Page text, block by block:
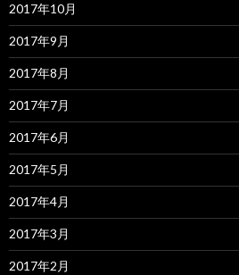
2017年10月
2017年9月
2017年8月
2017年7月
2017年6月
2017年5月
2017年4月
2017年3月
2017年2月